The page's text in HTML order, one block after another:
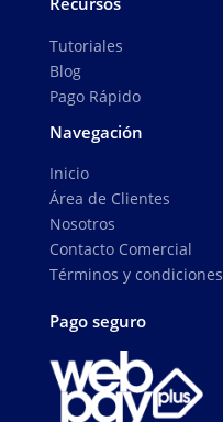
Tutoriales
Blog
Pago Rápido
Navegación
Inicio
Área de Clientes
Nosotros
Contacto Comercial
Términos y condiciones
Pago seguro